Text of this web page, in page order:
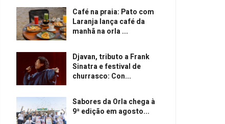
Café na praia: Pato com
Laranja lança café da
manhã na orla ...
Djavan, tributo a Frank
Sinatra e festival de
churrasco: Con...
Sabores da Orla chega à
9ª edição em agosto...